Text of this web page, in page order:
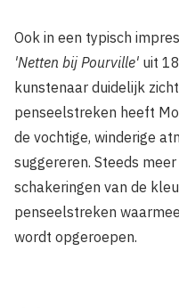
Ook in een typisch
'Netten bij Pourville' uit
kunstenaar duidelijk
penseelstreken heeft
de vochtige, winderige
suggereren. Steeds
schakeringen van de
penseelstreken
wordt opgeroepen.